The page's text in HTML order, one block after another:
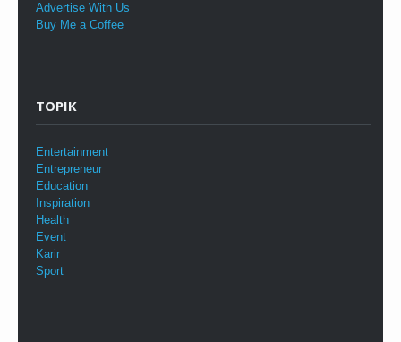
Advertise With Us
Buy Me a Coffee
TOPIK
Entertainment
Entrepreneur
Education
Inspiration
Health
Event
Karir
Sport